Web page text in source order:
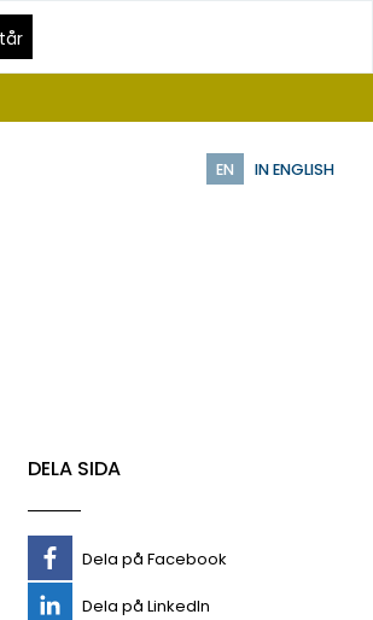
EN IN ENGLISH
DELA SIDA
Dela på Facebook
Dela på LinkedIn